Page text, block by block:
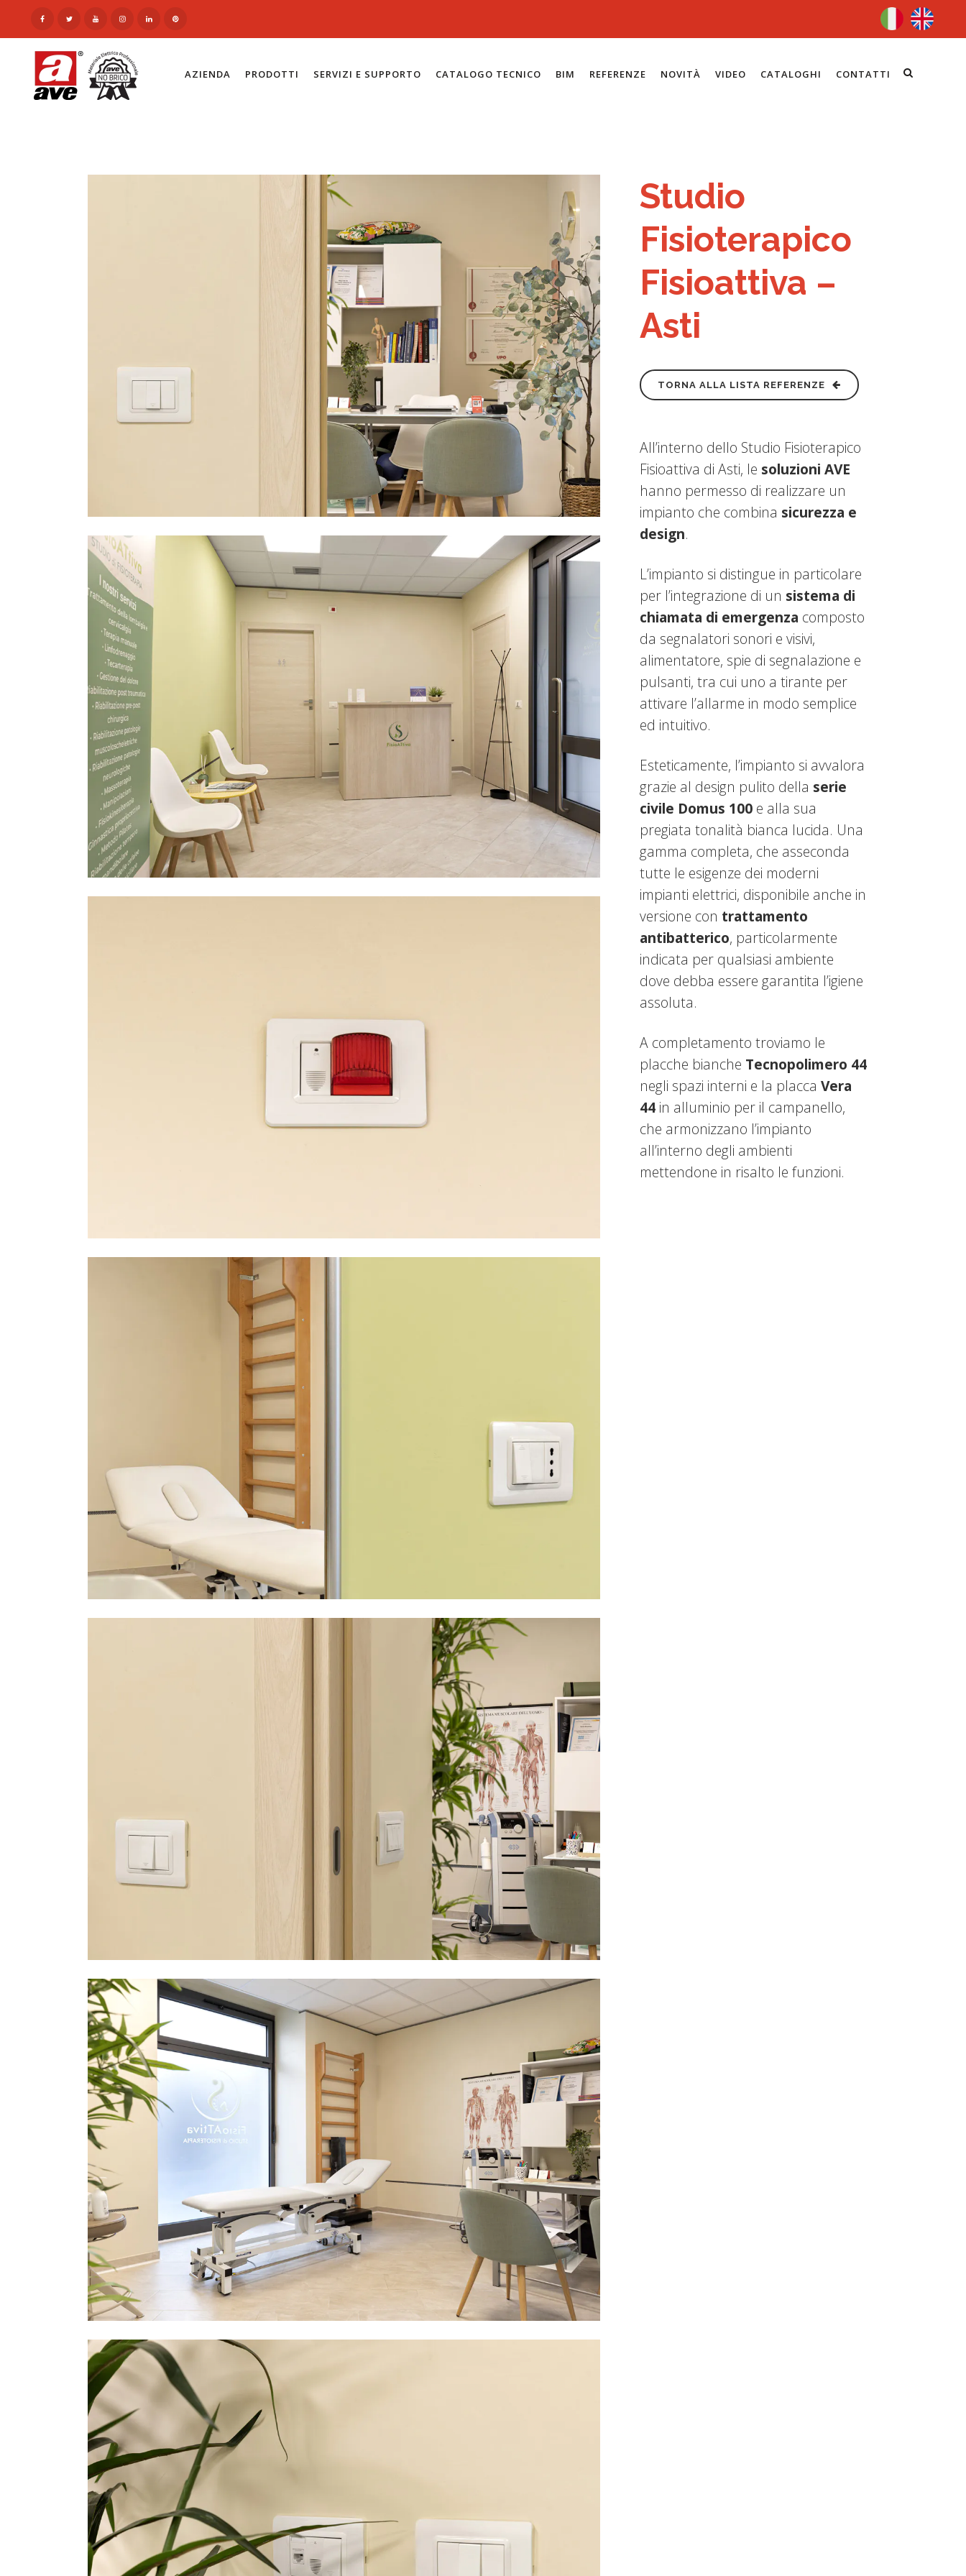
AZIENDA PRODOTTI SERVIZI E SUPPORTO CATALOGO TECNICO BIM REFERENZE NOVITÀ VIDEO CATALOGHI CONTATTI
Studio
Fisioterapico
Fisioattiva –
Asti
TORNA ALLA LISTA REFERENZE
All’interno dello Studio Fisioterapico
Fisioattiva di Asti, le soluzioni AVE
hanno permesso di realizzare un
impianto che combina sicurezza e
design.
L’impianto si distingue in particolare
per l’integrazione di un sistema di
chiamata di emergenza composto
da segnalatori sonori e visivi,
alimentatore, spie di segnalazione e
pulsanti, tra cui uno a tirante per
attivare l’allarme in modo semplice
ed intuitivo.
Esteticamente, l’impianto si avvalora
grazie al design pulito della serie
civile Domus 100 e alla sua
pregiata tonalità bianca lucida. Una
gamma completa, che asseconda
tutte le esigenze dei moderni
impianti elettrici, disponibile anche in
versione con trattamento
antibatterico, particolarmente
indicata per qualsiasi ambiente
dove debba essere garantita l’igiene
assoluta.
A completamento troviamo le
placche bianche Tecnopolimero 44
negli spazi interni e la placcaVera
44 in alluminio per il campanello,
che armonizzano l’impianto
all’interno degli ambienti
mettendone in risalto le funzioni.